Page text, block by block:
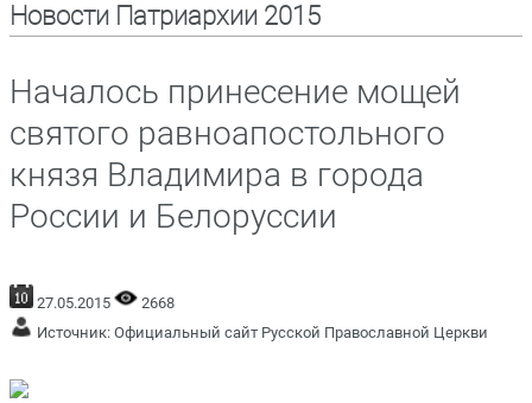
Новости Патриархии 2015
Началось принесение мощей
святого равноапостольного
князя Владимира в города
России и Белоруссии
27.05.2015
2668
Источник: Официальный сайт Русской Православной Церкви